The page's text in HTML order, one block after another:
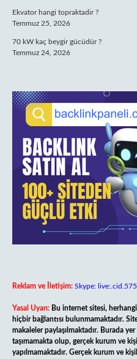
Ekvator hangi topraktadir ?
Temmuz 25, 2026
70 kW kaç beygir gücüdür ?
Temmuz 24, 2026
Reklam ve İletişim: Skype:
Yasal Uyarı: Bu internet sitesi,
hiçbir bağlantısı bulunmamaktadır.
makaleler paylaşılmaktadır. Burada
taşımamakta olup, gerçek kurum ve
yapılmamaktadır. Gerçek kurum ve